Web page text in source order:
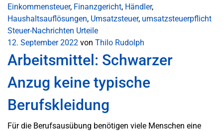
Einkommensteuer, Finanzgericht, Händler,
Haushaltsauflösungen, Umsatzsteuer, umsatzsteuerpflicht
Steuer-Nachrichten Urteile
12. September 2022 von Thilo Rudolph
Arbeitsmittel: Schwarzer
Anzug keine typische
Berufskleidung
Für die Berufsausübung benötigen viele Menschen eine